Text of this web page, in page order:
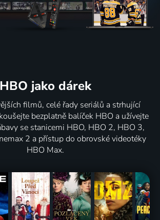
HBO jako dárek
filmů, celé řady seriálů a strhující
bezplatně balíček HBO a užívejte
se stanicemi HBO, HBO 2, HBO 3,
2 a přístup do obrovské videotéky
HBO Max.